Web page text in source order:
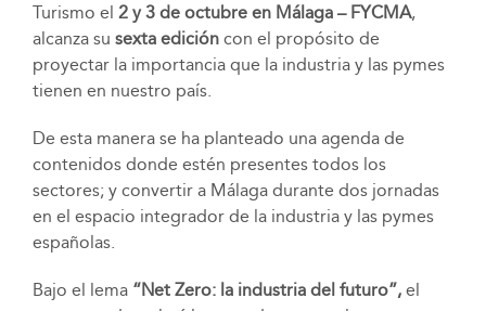
Turismo el 2 y 3 de octubre en Málaga – FYCMA,
alcanza su sexta edicióncon el propósito de
proyectar la importancia que la industria y las pymes
tienen en nuestro país.
De esta manera se ha planteado una agenda de
contenidos donde estén presentes todos los
sectores; y convertir a Málaga durante dos jornadas
en el espacio integrador de la industria y las pymes
españolas.
Bajo el lema “Net Zero: la industria del futuro”,el